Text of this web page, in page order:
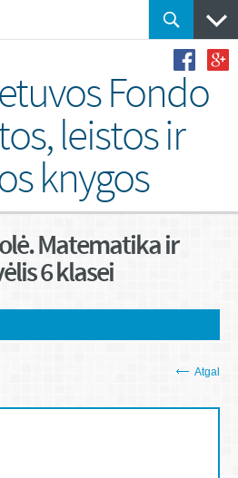
Fondo
leistos ir
knygos
Matematika ir
6 klasei
Atgal